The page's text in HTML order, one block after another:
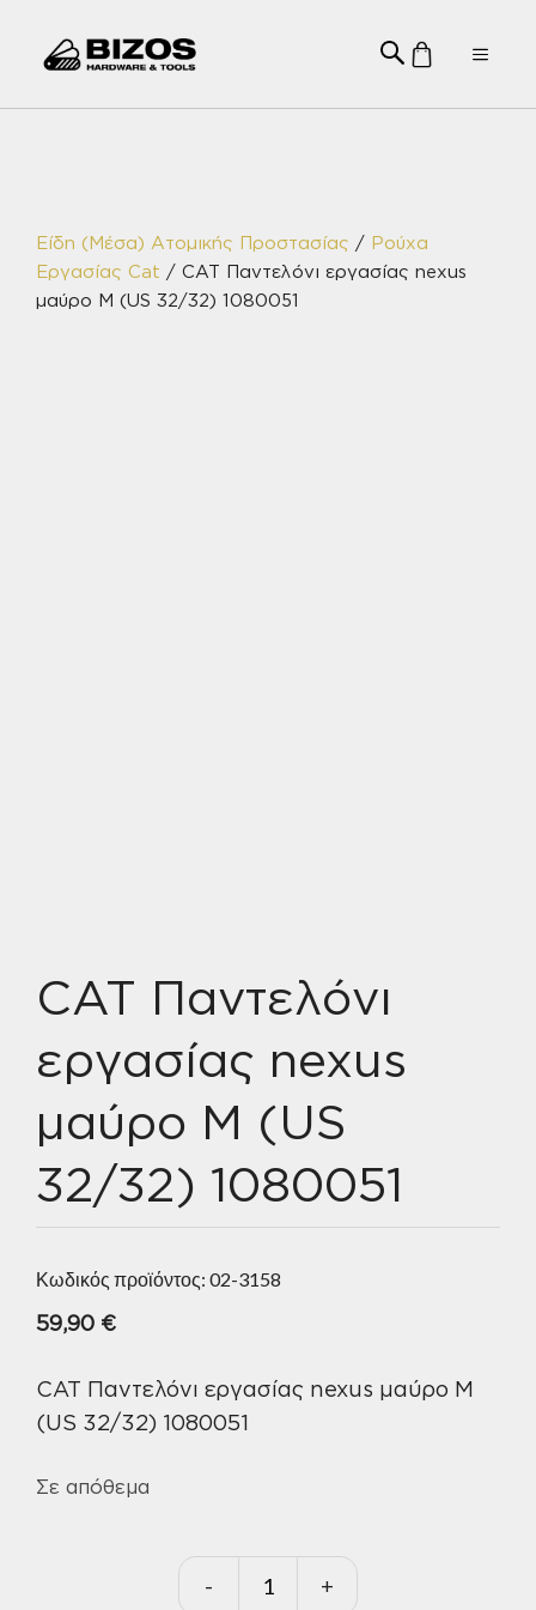
Menu
Είδη (Μέσα) Ατομικής Προστασίας / Ρούχα
Εργασίας Cat / CAT Παντελόνι εργασίας nexus
μαύρο M (US 32/32) 1080051
CAT Παντελόνι
εργασίας nexus
μαύρο M (US
32/32) 1080051
Κωδικός προϊόντος: 02-3158
59,90 €
CAT Παντελόνι εργασίας nexus μαύρο M
(US 32/32) 1080051
Σε απόθεμα
-
CAT
+